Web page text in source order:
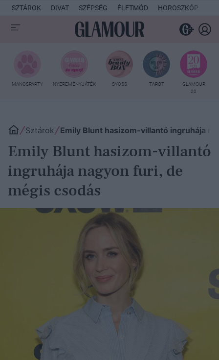
SZTÁROK DIVAT SZÉPSÉG ÉLETMÓD HOROSZKÓP
MANCSPARTY NYEREMÉNYJÁTÉK SYOSS TAROT
GLAMOUR
20
Sztárok Emily Blunt hasizom-villantó ingruhája
Emily Blunt hasizom-villantó
ingruhája nagyon furi, de
mégis csodás